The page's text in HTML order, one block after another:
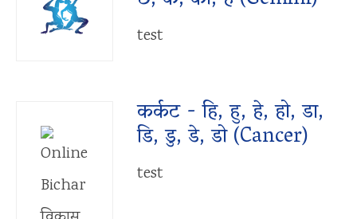
test
कर्कट - हि, हु, हे, हो, डा,
डि, डु, डे, डो (Cancer)
test